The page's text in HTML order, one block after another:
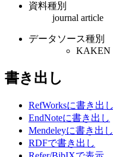
資料種別
journal article
データソース種別
KAKEN
書き出し
RefWorksに書き出し
EndNoteに書き出し
Mendeleyに書き出し
RDFで書き出し